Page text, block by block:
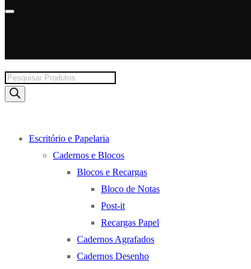
Products
search
Escritório e Papelaria
Cadernos e Blocos
Blocos e Recargas
Bloco de Notas
Post-it
Recargas Papel
Cadernos Agrafados
Cadernos Desenho